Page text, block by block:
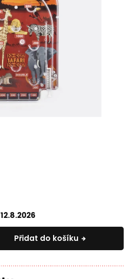
12.8.2026
Přidat do košíku